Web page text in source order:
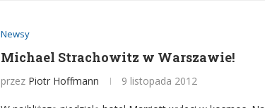
Newsy
Michael Strachowitz w Warszawie!
przez Piotr Hoffmann 9 listopada 2012